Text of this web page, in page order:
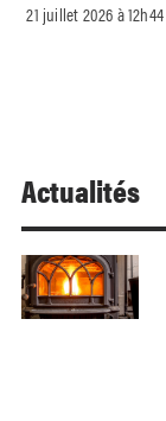
21 juillet 2026 à 12h44
Actualités